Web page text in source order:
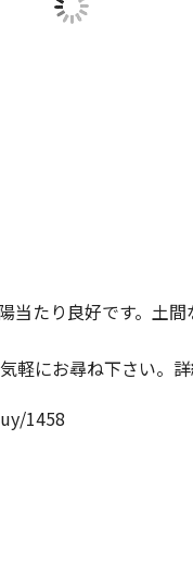
当たり良好です。土
軽にお尋ね下さい。
1458